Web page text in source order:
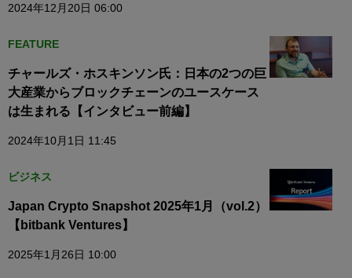
2024年12月20日 06:00
FEATURE
チャールズ・ホスキンソン氏：日本の2つの巨
大産業からブロックチェーンのユースケース
は生まれる【インタビュー前編】
2024年10月1日 11:45
ビジネス
Japan Crypto Snapshot 2025年1月（vol.2）
【bitbank Ventures】
2025年1月26日 10:00